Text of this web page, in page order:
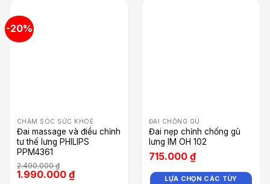
-20%
CHĂM SÓC SỨC KHOẺ
Đai massage và điều chỉnh
tư thế lưng PHILIPS
PPM4361
2.490.000₫
1.990.000 ₫
ĐAI CHỐNG GÙ
Đai nẹp chỉnh chống gù
lưng IM OH 102
715.000 ₫
LỰA CHỌN CÁC TÙY